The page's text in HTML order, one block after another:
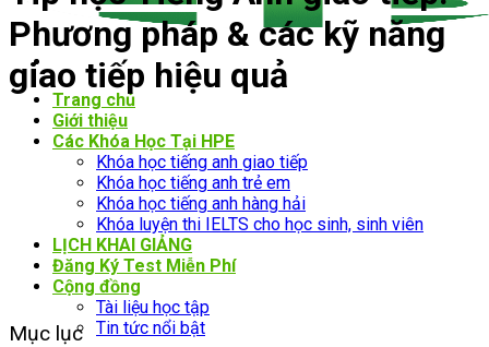
Trang chủ
Giới thiệu
Các Khóa Học Tại HPE
Khóa học tiếng anh giao tiếp
Khóa học tiếng anh trẻ em
Khóa học tiếng anh hàng hải
Khóa luyện thi IELTS cho học sinh, sinh viên
LỊCH KHAI GIẢNG
Đăng Ký Test Miễn Phí
Cộng đồng
Tài liệu học tập
Tin tức nổi bật
Phương pháp & các kỹ năng
giao tiếp hiệu quả
Mục lục